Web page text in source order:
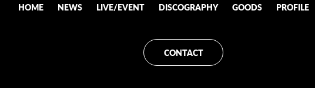
HOME NEWS LIVE/EVENT DISCOGRAPHY GOODS PROFILE
CONTACT